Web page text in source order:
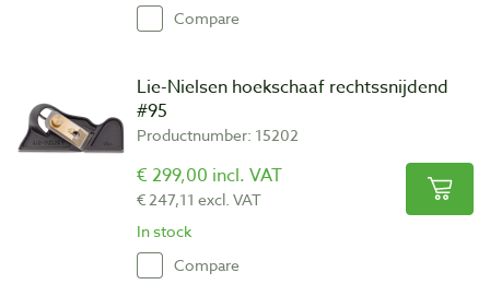
Compare
Lie-Nielsen hoekschaaf rechtssnijdend
#95
Productnumber: 15202
€ 299,00 incl. VAT
€ 247,11 excl. VAT
In stock
Compare